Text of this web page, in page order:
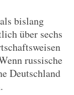
bislang
über sechs
russische
Deutschland